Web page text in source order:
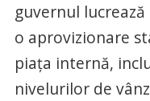
guvernul
o aprovizionare
piața internă,
nivelurilor de